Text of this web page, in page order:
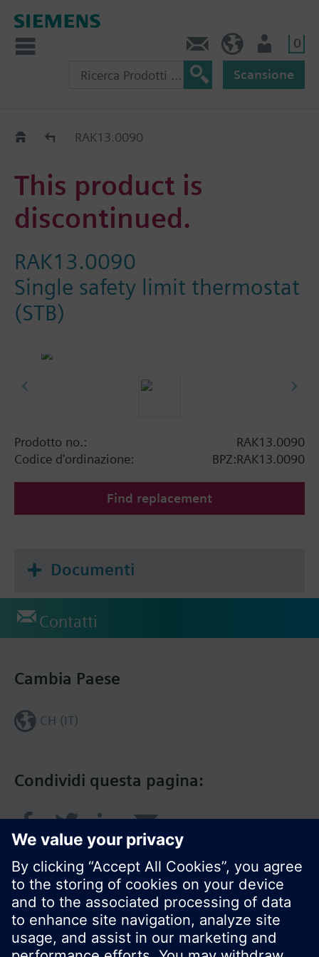
0
Scansione
Old2NewRAK13.0090
This product is
discontinued.
RAK13.0090
Single safety limit thermostat
(STB)
Prodotto no.:
RAK13.0090
Codice d'ordinazione:
BPZ:RAK13.0090
Find replacement
Documenti
Contatti
Condividi questa pagina:
Cambia Paese
CH (IT)